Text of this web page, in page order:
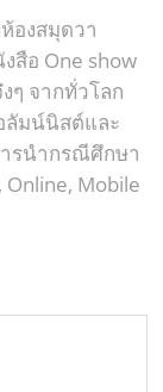
องสมุดวา
สือ One show
ๆ จากทั่วโลก
ลัมน์นิสต์และ
รนำกรณีศึกษา
Mobile